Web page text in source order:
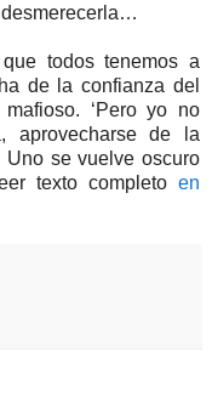
desmerecerla…
todos tenemos a
de la confianza del
‘Pero yo no
aprovecharse de la
se vuelve oscuro
texto completo en